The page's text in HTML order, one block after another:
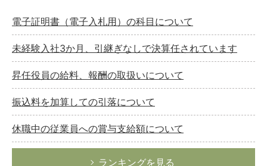
電子証明書（電子入札用）の科目について
未経験入社3か月、引継ぎなしで決算任されています
昇任役員の給料、報酬の取扱いについて
振込料を加算しての引落について
休職中の従業員への賞与支給額について
ランキングを見る